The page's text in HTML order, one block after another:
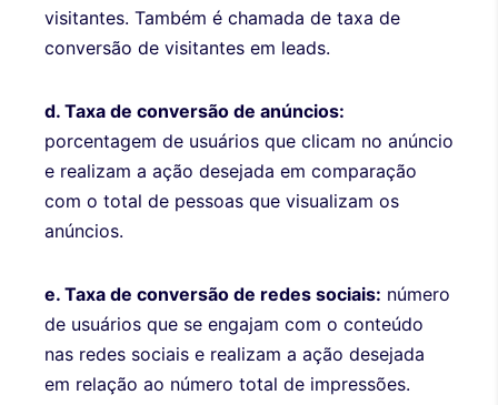
visitantes. Também é chamada de taxa de
conversão de visitantes em leads.
d. Taxa de conversão de anúncios:
porcentagem de usuários que clicam no anúncio
e realizam a ação desejada em comparação
com o total de pessoas que visualizam os
anúncios.
e. Taxa de conversão de redes sociais: número
de usuários que se engajam com o conteúdo
nas redes sociais e realizam a ação desejada
em relação ao número total de impressões.